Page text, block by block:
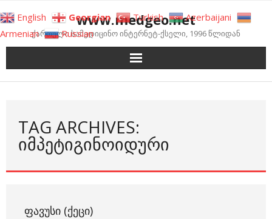
to
content
www.medgeo.net
ქართული სამედიცინო ინტერნეტ-ქსელი, 1996 წლიდან
TAG ARCHIVES:
ᲘᲛᲞᲔᲢᲘᲒᲘᲜᲝᲘᲓᲣᲠᲘ
ᲤᲐᲕᲣᲡᲘ (ᲥᲔᲪᲘ)
English Georgian Turkish
Azerbaijani
Armenian
Russian